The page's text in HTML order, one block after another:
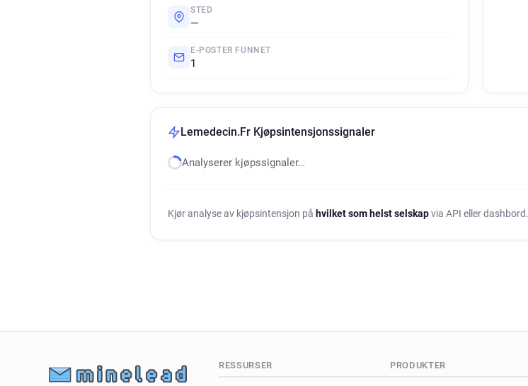
STED
—
E-POSTER FUNNET
1
Lemedecin.Fr Kjøpsintensjonssignaler
Analyserer kjøpssignaler…
Kjør analyse av kjøpsintensjon på hvilket som helst selskapvia API eller dashbord.
RESSURSER PRODUKTER